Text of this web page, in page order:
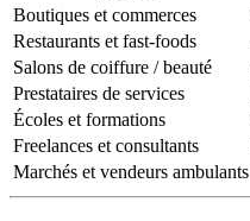
Boutiques et commerces
Restaurants et fast-foods
Salons de coiffure / beauté
Prestataires de services
Écoles et formations
Freelances et consultants
Marchés et vendeurs ambulants